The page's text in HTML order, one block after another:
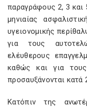
παραγράφους 2, 3 και
μηνιαίας
υγειονομικής
για τους
ελέυθερους
καθώς και για
προσαυξάνονται κατά
Κατόπιν της